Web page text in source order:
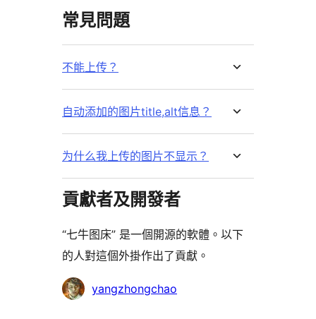
常見問題
不能上传？
自动添加的图片title,alt信息？
为什么我上传的图片不显示？
貢獻者及開發者
“七牛图床” 是一個開源的軟體。以下
的人對這個外掛作出了貢獻。
貢
yangzhongchao